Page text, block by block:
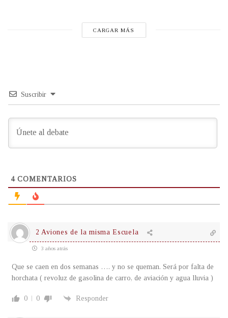
CARGAR MÁS
Suscribir
4COMENTARIOS
2 Aviones de la misma Escuela
3 años atrás
Que se caen en dos semanas …. y no se queman. Será por falta de
horchata ( revoluz de gasolina de carro, de aviación y agua lluvia )
0 0 Responder